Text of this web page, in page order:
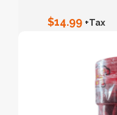
$14.99 +Tax